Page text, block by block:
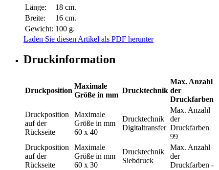
Länge:
18 cm.
Breite:
16 cm.
Gewicht: 100 g.
Laden Sie diesen Artikel als PDF herunter
Druckinformation
Druckposition
Maximale
Größe in mm
Drucktechnik
Max. Anzahl
der
Druckfarben
Druckposition
auf der
Rückseite
Maximale
Größe in mm
60 x 40
Drucktechnik
Digitaltransfer
Max. Anzahl
der
Druckfarben
99
Druckposition
auf der
Rückseite
Maximale
Größe in mm
60 x 30
Drucktechnik
Siebdruck
Max. Anzahl
der
Druckfarben -